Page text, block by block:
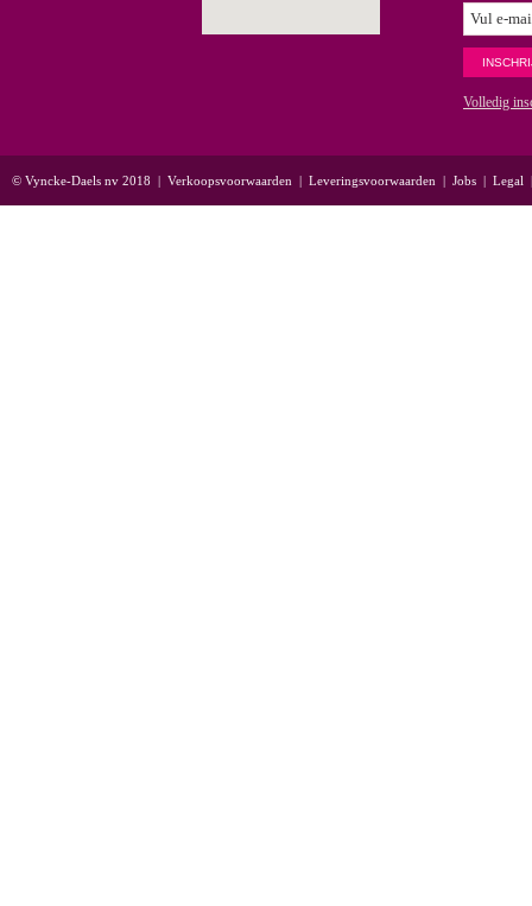
Volledig
© Vyncke-Daels nv 2018 | Verkoopsvoorwaarden | Leveringsvoorwaarden | Jobs | Legal